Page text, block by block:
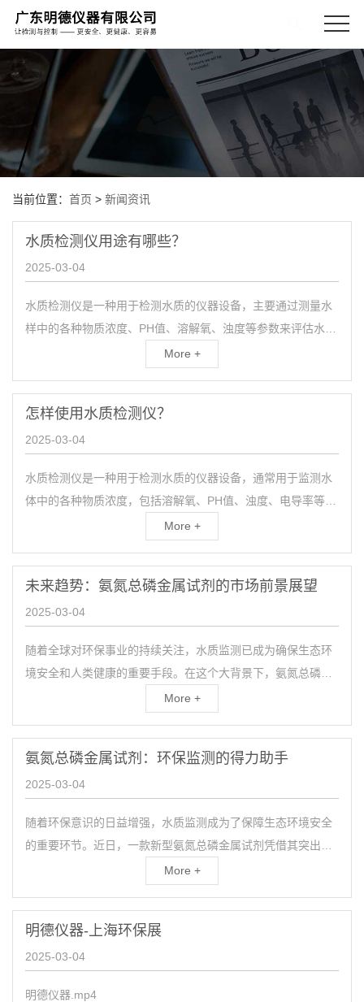
当前位置： 首页 > 新闻资讯
水质检测仪用途有哪些？
2025-03-04
水质检测仪是一种用于检测水质的仪器设备，主要通过测量水
样中的各种物质浓度、PH值、溶解氧、浊度等参数来评估水质
的好坏。水质检测仪广泛应用于环境保护、卫生监测、饮用
More +
怎样使用水质检测仪？
2025-03-04
水质检测仪是一种用于检测水质的仪器设备，通常用于监测水
体中的各种物质浓度，包括溶解氧、PH值、浊度、电导率等参
数。使用水质检测仪可以快速准确地了解水质情况，为水环境
More +
未来趋势：氨氮总磷金属试剂的市场前景展望
2025-03-04
随着全球对环保事业的持续关注，水质监测已成为确保生态环
境安全和人类健康的重要手段。在这个大背景下，氨氮总磷金
属试剂，一种专门用于测定水体中氨氮、总磷等关键参数的专
More +
氨氮总磷金属试剂：环保监测的得力助手
2025-03-04
随着环保意识的日益增强，水质监测成为了保障生态环境安全
的重要环节。近日，一款新型氨氮总磷金属试剂凭借其突出的
性能和显著的优势，在水质监测领域引起了广泛关注。该试剂
More +
明德仪器-上海环保展
2025-03-04
明德仪器.mp4